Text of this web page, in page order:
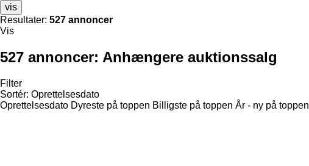
vis
Resultater: 527 annoncer
Vis
527 annoncer: Anhængere auktionssalg
Filter
Sortér: Oprettelsesdato
Oprettelsesdato Dyreste på toppen Billigste på toppen År - ny på toppen